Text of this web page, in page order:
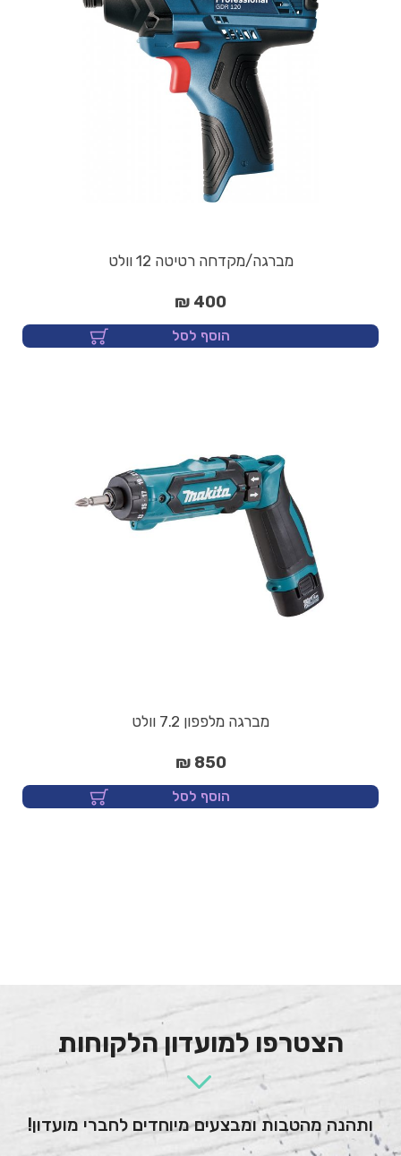
מברגה/מקדחה רטיטה 12 וולט
400 ₪
הוסף לסל
מברגה מלפפון 7.2 וולט
850 ₪
הוסף לסל
הצטרפו למועדון הלקוחות
ותהנה מהטבות ומבצעים מיוחדים לחברי מועדון!